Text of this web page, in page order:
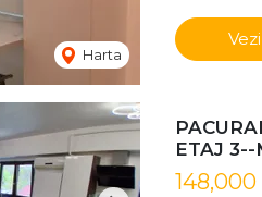
Harta
ETAJ